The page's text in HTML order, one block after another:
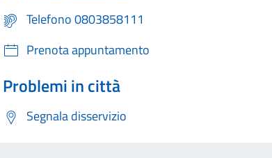
Telefono 0803858111
Prenota appuntamento
Problemi in città
Segnala disservizio